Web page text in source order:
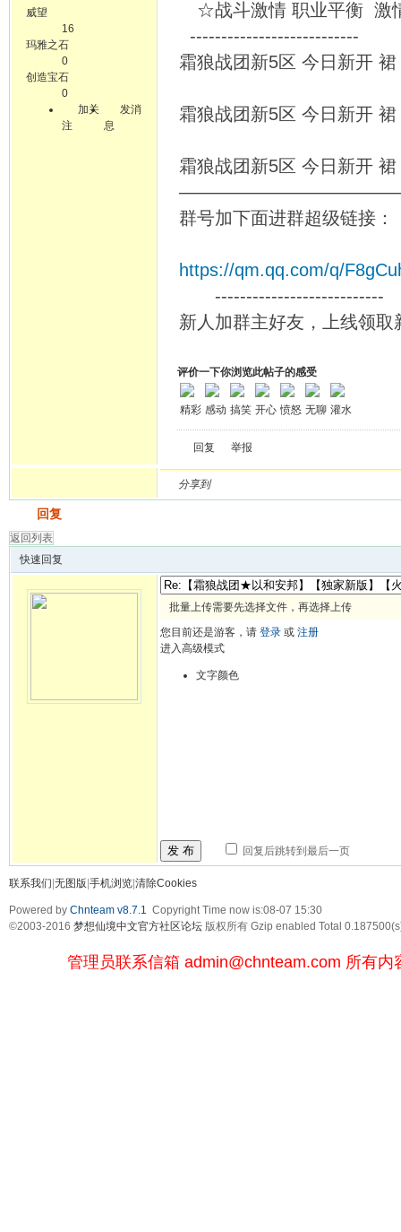
威望
16
玛雅之石
0
创造宝石
0
加关
注
发消
息
☆战斗激情 职业平衡 激
---------------------------
霜狼战团新5区 今日新开
霜狼战团新5区 今日新开
霜狼战团新5区 今日新开
群号加下面进群超级链接：
https://qm.qq.com/q/
---------------------------
新人加群主好友，上线领
评价一下你浏览此帖子的感受
精彩 感动 搞笑 开心 愤怒 无聊 灌水
回复 举报
分享到
回复
返回列表
快速回复
批量上传需要先选择文件，再选择上传
您目前还是游客，请 登录 或 注册
进入高级模式
文字颜色
发 布 回复后跳转到最后一页
联系我们 无图版 手机浏览 清除Cookies
Powered by Chnteam v8.7.1 Copyright Time now is:08-07 15:30
©2003-2016 梦想仙境中文官方社区论坛 版权所有 Gzip enabled Total
管理员联系信箱 admin@chnteam.com 所有内